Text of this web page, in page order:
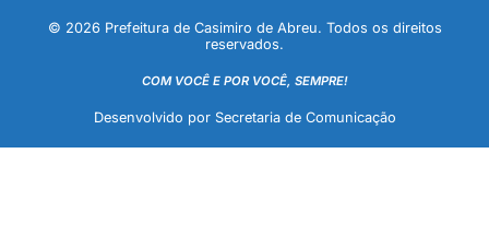
© 2026 Prefeitura de Casimiro de Abreu. Todos os direitos
reservados.
COM VOCÊ E POR VOCÊ, SEMPRE!
Desenvolvido por Secretaria de Comunicação